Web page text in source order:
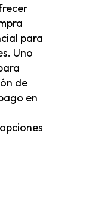
para
Uno
de
en